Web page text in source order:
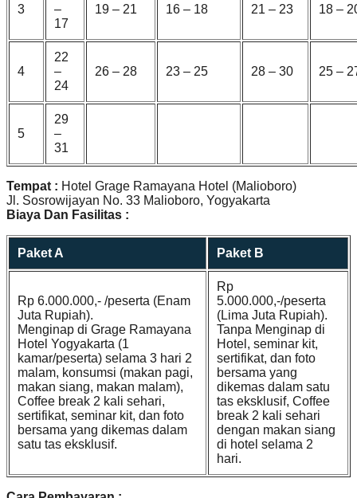
3
–
17
19 – 21 16 – 18 21 – 23 18 –
4
22
–
24
26 – 28 23 – 25 28 – 30 25 –
5
29
–
31
Tempat : Hotel Grage Ramayana Hotel (Malioboro)
Jl. Sosrowijayan No. 33 Malioboro, Yogyakarta
Biaya Dan Fasilitas :
Paket A Paket B
Rp 6.000.000,- /peserta (Enam
Juta Rupiah).
Menginap di Grage Ramayana
Hotel Yogyakarta (1
kamar/peserta) selama 3 hari 2
malam, konsumsi (makan pagi,
makan siang, makan malam),
Coffee break 2 kali sehari,
sertifikat, seminar kit, dan foto
bersama yang dikemas dalam
satu tas eksklusif.
Rp
5.000.000,-/peserta
(Lima Juta Rupiah).
Tanpa Menginap di
Hotel, seminar kit,
sertifikat, dan foto
bersama yang
dikemas dalam satu
tas eksklusif, Coffee
break 2 kali sehari
dengan makan siang
di hotel selama 2
hari.